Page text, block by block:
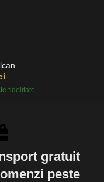
fidelitate
gratuit
peste